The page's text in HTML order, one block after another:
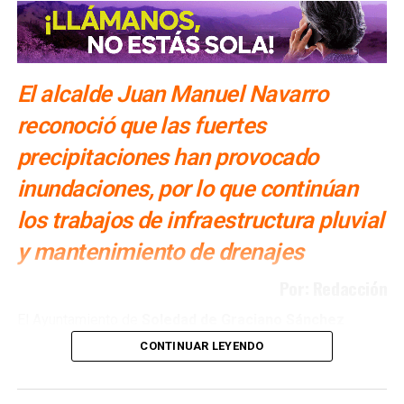
El alcalde Juan Manuel Navarro
reconoció que las fuertes
precipitaciones han provocado
inundaciones, por lo que continúan
los trabajos de infraestructura pluvial
y mantenimiento de drenajes
drenaje pluvial y reparación de
infraestructura sanitaria en distintos puntos del
CONTINUAR LEYENDO